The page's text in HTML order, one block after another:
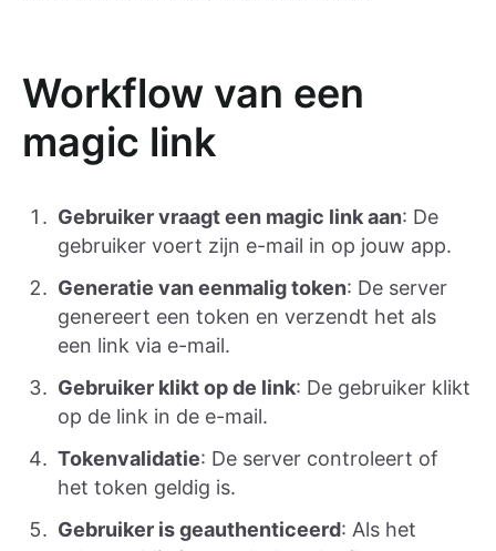
Workflow van een
magic link
Gebruiker vraagt een magic link aan: De
gebruiker voert zijn e-mail in op jouw app.
Generatie van eenmalig token: De server
genereert een token en verzendt het als
een link via e-mail.
Gebruiker klikt op de link: De gebruiker klikt
op de link in de e-mail.
Tokenvalidatie: De server controleert of
het token geldig is.
Gebruiker is geauthenticeerd: Als het